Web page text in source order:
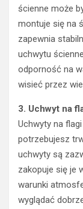
ścienne może
montuje się na
zapewnia
uchwytu
odporność na
wisieć przez
3. Uchwyt na
Uchwyty na
potrzebujesz
uchwyty są
zakopuje się je
warunki
wyglądać